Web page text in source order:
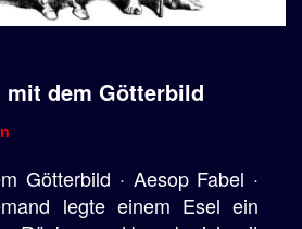
mit dem Götterbild
Götterbild · Aesop Fabel ·
legte einem Esel ein